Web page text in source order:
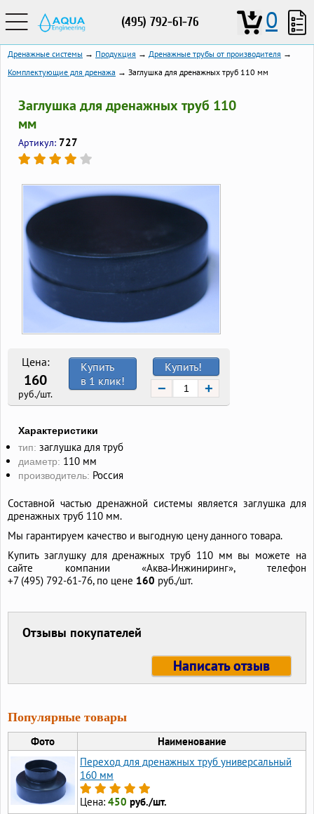
(495) 792-61-76 0
Дренажные системы → Продукция → Дренажные трубы от производителя →
Комплектующие для дренажа → Заглушка для дренажных труб 110 мм
Заглушка для дренажных труб 110
мм
Артикул: 727
Цена:
160
руб./шт.
Купить!
− +
Купить
в 1 клик!
Характеристики
тип: заглушка для труб
диаметр: 110 мм
производитель: Россия
Составной частью дренажной системы является заглушка для
дренажных труб 110 мм.
Мы гарантируем качество и выгодную цену данного товара.
Купить заглушку для дренажных труб 110 мм вы можете на
сайте компании «Аква‑Инжиниринг», телефон
+7 (495) 792-61-76,по цене 160 руб./шт.
Отзывы покупателей
Написать отзыв
Популярные товары
Фото
Наименование
Переход для дренажных труб универсальный
160 мм
Цена: 450 руб./шт.